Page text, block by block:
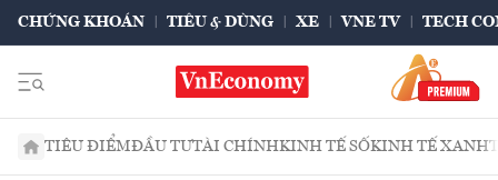
CHỨNG KHOÁN TIÊU & DÙNG XE VNE TV TECH
TIÊU ĐIỂMĐẦU TƯTÀI CHÍNHKINH TẾ SỐKINH TẾ XANH